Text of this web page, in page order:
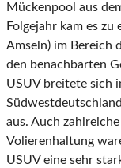
Mückenpool aus
Folgejahr kam es zu
Amseln) im Bereich
den benachbarten
USUV breitete sich
aus. Auch
Volierenhaltung
USUV eine sehr